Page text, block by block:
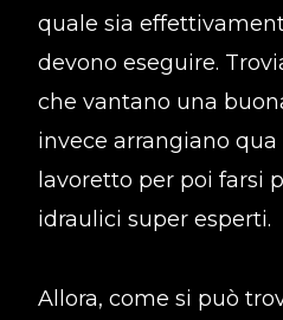
quale sia
devono eseguire.
che vantano una
invece arrangiano
lavoretto per poi farsi
idraulici super esperti.
Allora, come si può